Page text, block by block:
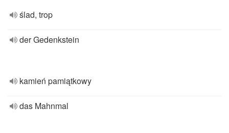
ślad, trop
der Gedenkstein
kamień pamiątkowy
das Mahnmal